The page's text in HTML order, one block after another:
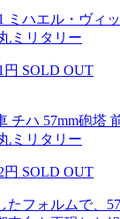
ミハエル・ヴィ
ミリタリー
円 SOLD OUT
チハ 57mm砲塔
ミリタリー
円 SOLD OUT
たフォルムで、